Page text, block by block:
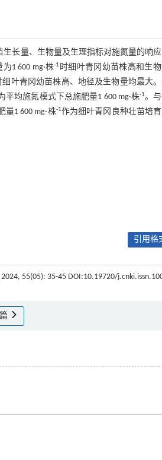
长量、生物量及生理指标对施氮量的响
1 600 mg·株-1 时细叶青冈幼苗株高和生
细叶青冈幼苗株高、地径及生物量均最大
均施氮模式下总施肥量1 600 mg·株-1。
1 600 mg·株-1作为细叶青冈良种壮苗培
引用格
55(05): 35-45 DOI:10.19720/